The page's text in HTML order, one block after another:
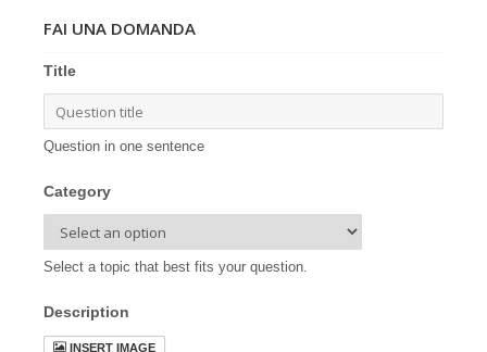
FAI UNA DOMANDA
Title
Question in one sentence
Category
Select a topic that best fits your question.
Description
INSERT IMAGE